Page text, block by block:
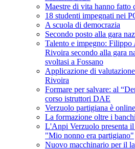
Maestre di vita hanno fatto
18 studenti impegnati nei
A scuola di democrazia
Secondo posto alla gara
Talento e impegno:
Rivoira secondo alla gara
svoltasi a Fossano
Applicazione di
Rivoira
Formare per salvare: al
corso istruttori DAE
Verzuolo partigiana è
La formazione oltre i
L'Anpi Verzuolo presenta
"Mio nonno era partigiano"
Nuovo macchinario per il